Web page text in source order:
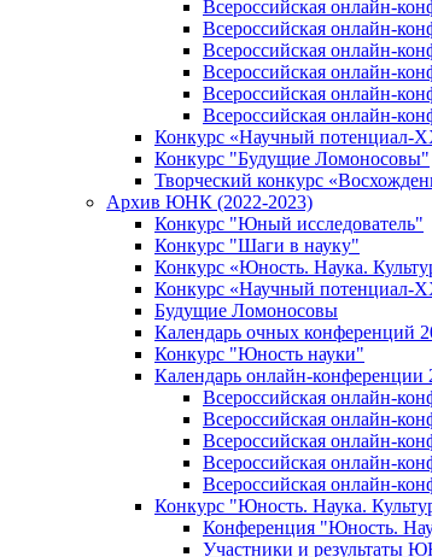
Всероссийская онлайн-
Всероссийская онлайн-
Всероссийская онлайн-
Всероссийская онлайн-
Всероссийская онлайн-
Всероссийская онлайн-
Конкурс «Научный потенциал-
Конкурс "Будущие Ломоносовы"
Творческий конкурс
Архив ЮНК (2022-2023)
Конкурс "Юный исследователь"
Конкурс "Шаги в науку"
Конкурс «Юность. Наука.
Конкурс «Научный потенциал-
Будущие Ломоносовы
Календарь очных конференций
Конкурс "Юность науки"
Календарь онлайн-конференции
Всероссийская онлайн-
Всероссийская онлайн-
Всероссийская онлайн-
Всероссийская онлайн-
Всероссийская онлайн-
Конкурс "Юность. Наука.
Конференция "Юность.
Участники и результаты